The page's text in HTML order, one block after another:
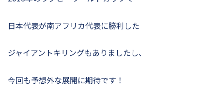
日本代表が南アフリカ代表に勝利した
ジャイアントキリングもありましたし、
今回も予想外な展開に期待です！